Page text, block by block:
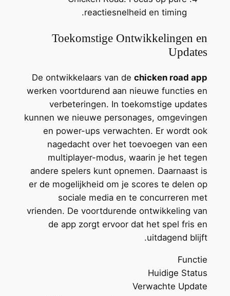
reactiesnelheid en timing.
Toekomstige Ontwikkelingen en
Updates
De ontwikkelaars van dechicken road app
werken voortdurend aan nieuwe functies en
verbeteringen. In toekomstige updates
kunnen we nieuwe personages, omgevingen
en power-ups verwachten. Er wordt ook
nagedacht over het toevoegen van een
multiplayer-modus, waarin je het tegen
andere spelers kunt opnemen. Daarnaast is
er de mogelijkheid om je scores te delen op
sociale media en te concurreren met
vrienden. De voortdurende ontwikkeling van
de app zorgt ervoor dat het spel fris en
uitdagend blijft.
Functie
Huidige Status
Verwachte Update